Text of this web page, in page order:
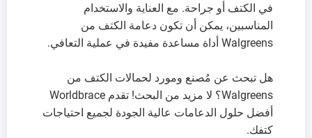
في الكتف أو جراحة. مع العناية والاستخدام
المناسبين، يمكن أن تكون دعامة الكتف من
Walgreens أداة مساعدة مفيدة في عملية التعافي.
هل تبحث عن مُصنع ومورد لحمالات الكتف من
Walgreens؟ لا مزيد من البحث! تقدم Worldbrace
أفضل حلول الدعامات عالية الجودة لجميع احتياجات
كتفك.